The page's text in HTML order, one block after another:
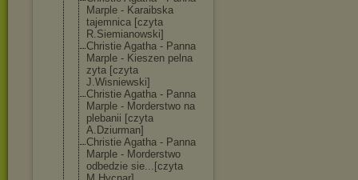
Marple - Karaibska
tajemnica [czyta
R.Siemianowski]
Christie Agatha - Panna
Marple - Kieszen pelna
zyta [czyta
J.Wisniewski]
Christie Agatha - Panna
Marple - Morderstwo na
plebanii [czyta
A.Dziurman]
Christie Agatha - Panna
Marple - Morderstwo
odbedzie sie...[czyta